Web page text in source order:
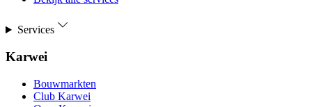
Services
Karwei
Bouwmarkten
Club Karwei